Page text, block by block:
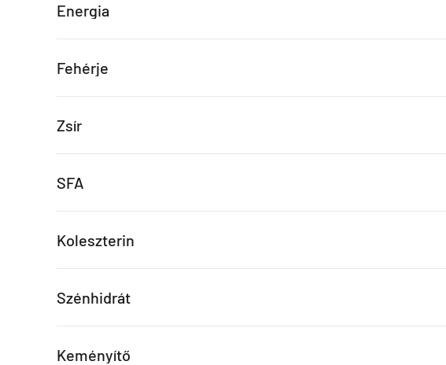
Energia
Fehérje
Zsír
SFA
Koleszterin
Szénhidrát
Keményítő